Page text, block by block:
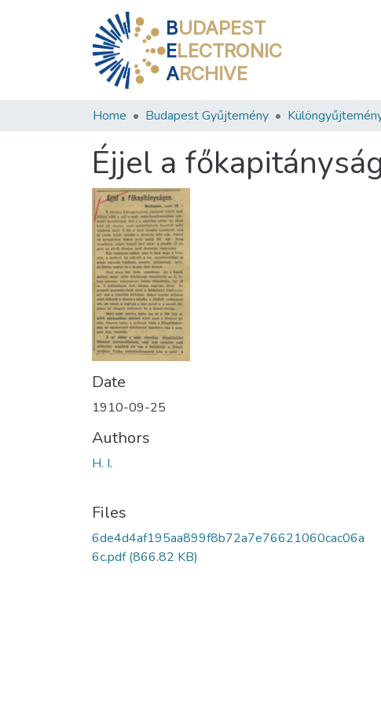
BUDAPEST
ELECTRONIC
ARCHIVE
Home Budapest Gyűjtemény
Éjjel a
Date
1910-09-25
Authors
H. I.
Files
6de4d4af195aa899f8b72a7e76621060cac06a
6c.pdf(866.82 KB)